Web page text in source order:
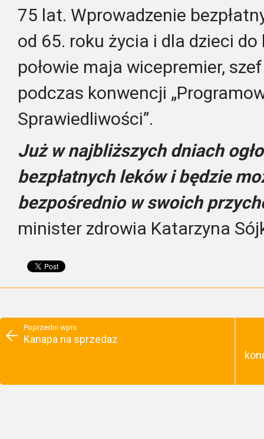
75 lat. Wprowadzenie
od 65. roku życia i dla dzieci
połowie maja wicepremier,
podczas konwencji
Sprawiedliwości”.
Już w najbliższych dniach
bezpłatnych leków i będzie
bezpośrednio w swoich
minister zdrowia Katarzyna
Poprzedni wpis
Kanapa na sprzedaz